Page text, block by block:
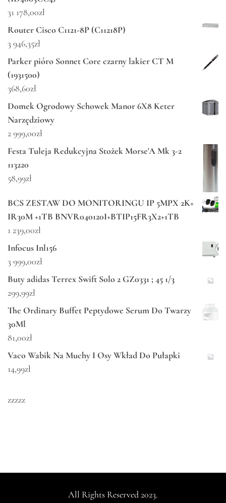
31 178,00zł
Router Cisco C1121-8P (C11218P)
3 946,35zł
Parker pióro Sonnet Core czarny lakier CT M
(1931500)
368,60zł
Domek Ogrodowy Schowek Manor 6X8 Keter
Narzędziowy
2 999,00zł
Festa Tuleja Redukcyjna Stożek Morse'A Mk 3-2
113220
58,99zł
BCS ZESTAW DO MONITORINGU IP 5MPX 2K+
IR30M +1TB BNVR040120I+BTIP15FR3X2+1TB
1 239,00zł
Infocus Inl156
3 999,00zł
Buty adidas Terrex Swift Solo 2 GZ0331 ; 45 1/3
299,99zł
The Ordinary Buffet Peptydowe Serum Do Twarzy
30Ml
81,00zł
Vaco Wabik Na Muchy I Osy Wkład Do Pułapki
14,99zł
zzzzz
All Rights Reserved 2023.